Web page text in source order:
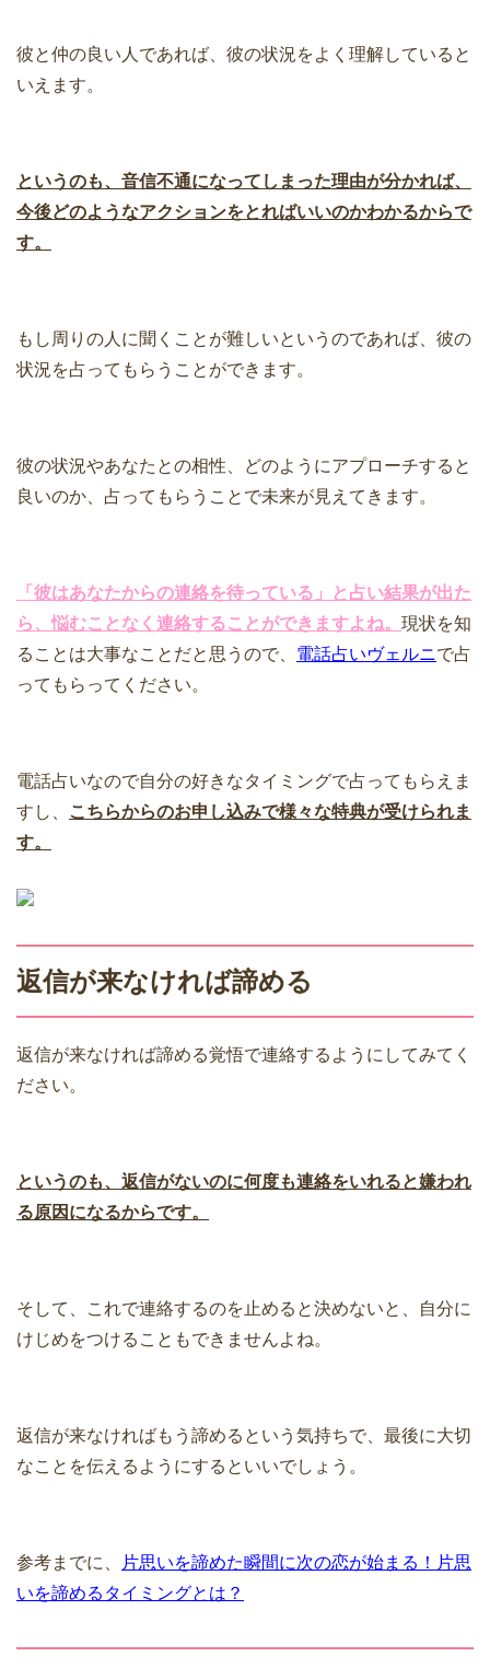
彼と仲の良い人であれば、彼の状況をよく理解していると
いえます。
というのも、音信不通になってしまった理由が分かれば、
今後どのようなアクションをとればいいのかわかるからで
す。
もし周りの人に聞くことが難しいというのであれば、彼の
状況を占ってもらうことができます。
彼の状況やあなたとの相性、どのようにアプローチすると
良いのか、占ってもらうことで未来が見えてきます。
「彼はあなたからの連絡を待っている」と占い結果が出た
ら、悩むことなく連絡することができますよね。 現状を知
ることは大事なことだと思うので、 電話占いヴェルニで占
ってもらってください。
電話占いなので自分の好きなタイミングで占ってもらえま
すし、
こちらからのお申し込みで様々な特典が受けられま
す。
返信が来なければ諦める
返信が来なければ諦める覚悟で連絡するようにしてみてく
ださい。
というのも、返信がないのに何度も連絡をいれると嫌われ
る原因になるからです。
そして、これで連絡するのを止めると決めないと、自分に
けじめをつけることもできませんよね。
返信が来なければもう諦めるという気持ちで、最後に大切
なことを伝えるようにするといいでしょう。
参考までに、
片思いを諦めた瞬間に次の恋が始まる！片思
いを諦めるタイミングとは？